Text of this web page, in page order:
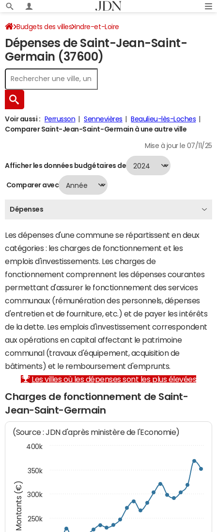
Budgets des villes Indre-et-Loire
Saint-Jean-Saint-Germain Dépenses 2024
Dépenses de Saint-Jean-Saint-
Germain (37600)
Voir aussi : Perrusson Sennevières
Beaulieu-lès-Loches
Comparer Saint-Jean-Saint-Germain à une autre ville
Mise à jour le 07/11/25
Afficher les données budgétaires de
Comparer avec
Dépenses
Les dépenses d'une commune se répartissent en deux
catégories : les charges de fonctionnement et les
emplois d'investissements. Les charges de
fonctionnement comprennent les dépenses courantes
permettant d'assurer le fonctionnement des services
communaux (rémunération des personnels, dépenses
d'entretien et de fourniture, etc.) et de payer les intérêts
de la dette. Les emplois d'investissement correspondent
aux opérations en capital affectant le patrimoine
communal (travaux d'équipement, acquisition de
bâtiments) et le remboursement d'emprunts.
Les villes où les dépenses sont les plus élevées
Charges de fonctionnement de Saint-
Jean-Saint-Germain
Montants (€)
(Source : JDN d'après ministère de l'Economie)
250k
300k
350k
400k